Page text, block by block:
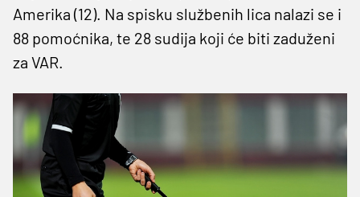
Amerika (12). Na spisku službenih lica nalazi se i
88 pomoćnika, te 28 sudija koji će biti zaduženi
za VAR.